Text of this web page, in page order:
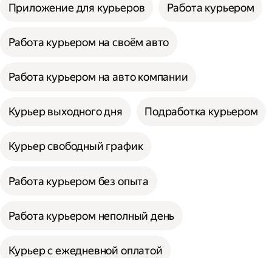
Приложение для курьеров Работа курьером
Работа курьером на своём авто
Работа курьером на авто компании
Курьер выходного дня Подработка курьером
Курьер свободный график
Работа курьером без опыта
Работа курьером неполный день
Курьер с ежедневной оплатой